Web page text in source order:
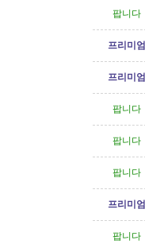
팝니다
프리미엄
프리미엄
팝니다
팝니다
팝니다
프리미엄
팝니다